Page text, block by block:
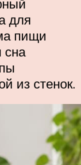
для
пищи
сна
из стенок.